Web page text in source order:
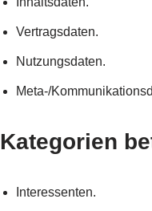
Vertragsdaten.
Nutzungsdaten.
Meta-/
Kategorien
Interessenten.